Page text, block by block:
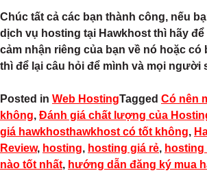
Chúc tất cả các bạn thành công, nếu
dịch vụ hosting tại Hawkhost thì hãy để
cảm nhận riêng của bạn về nó hoặc có
thì để lại câu hỏi để mình và mọi người
Posted in Web HostingTagged Có nên
không, Đánh giá chất lượng của
giá hawkhosthawkhost có tốt không,
Review, hosting, hosting giá rẻ, hosting
nào tốt nhất, hướng dẫn đăng ký mua